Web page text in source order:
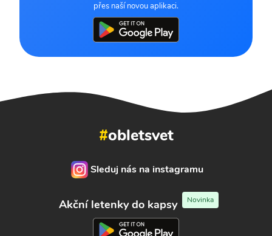
přes naší novou aplikaci.
#obletsvet
Sleduj nás na instagramu
Akční letenky do kapsy Novinka